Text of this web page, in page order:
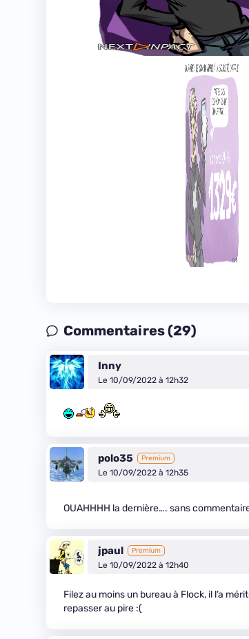
Commentaires (29)
Inny
Le 10/09/2022 à 12h32
polo35 Premium
Le 10/09/2022 à 12h35
OUAHHHH la dernière…. sans
jpaul Premium
Le 10/09/2022 à 12h40
Filez au moins un bureau à Flock, il l’a
repasser au pire :(